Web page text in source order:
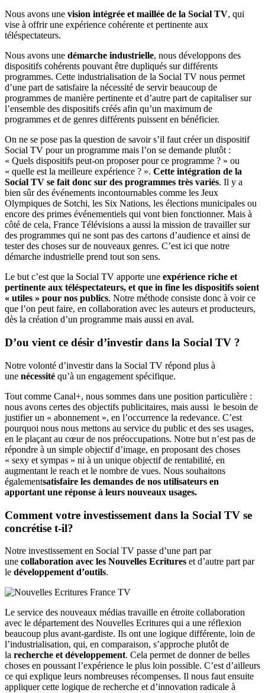
Nous avons une vision intégrée et maillée de la Social TV, qui
vise à offrir une expérience cohérente et pertinente aux
téléspectateurs.
Nous avons une démarche industrielle, nous développons des
dispositifs cohérents pouvant être dupliqués sur différents
programmes. Cette industrialisation de la Social TV nous permet
d’une part de satisfaire la nécessité de servir beaucoup de
programmes de manière pertinente et d’autre part de capitaliser sur
l’ensemble des dispositifs créés afin qu’un maximum de
programmes et de genres différents puissent en bénéficier.
On ne se pose pas la question de savoir s’il faut créer un dispositif
Social TV pour un programme mais l’on se demande plutôt :
« Quels dispositifs peut-on proposer pour ce programme ? » ou
« quelle est la meilleure expérience ? ». Cette intégration de la
Social TV se fait donc sur des programmes très variés. Il y a
bien sûr des événements incontournables comme les Jeux
Olympiques de Sotchi, les Six Nations, les élections municipales ou
encore des primes événementiels qui vont bien fonctionner. Mais à
côté de cela, France Télévisions a aussi la mission de travailler sur
des programmes qui ne sont pas des cartons d’audience et ainsi de
tester des choses sur de nouveaux genres. C’est ici que notre
démarche industrielle prend tout son sens.
Le but c’est que la Social TV apporte une expérience riche et
pertinente aux téléspectateurs, et que in fine les dispositifs soient
« utiles » pour nos publics. Notre méthode consiste donc à voir ce
que l’on peut faire, en collaboration avec les auteurs et producteurs,
dès la création d’un programme mais aussi en aval.
D’ou vient ce désir d’investir dans la Social TV ?
Notre volonté d’investir dans la Social TV répond plus à
une nécessité qu’à un engagement spécifique.
Tout comme Canal+, nous sommes dans une position particulière :
nous avons certes des objectifs publicitaires, mais aussi le besoin de
justifier un « abonnement », en l’occurrence la redevance. C’est
pourquoi nous nous mettons au service du public et des ses usages,
en le plaçant au cœur de nos préoccupations. Notre but n’est pas de
répondre à un simple objectif d’image, en proposant des choses
« sexy et sympas » ni à un unique objectif de rentabilité, en
augmentant le reach et le nombre de vues. Nous souhaitons
égalementsatisfaire les demandes de nos utilisateurs en
apportant une réponse à leurs nouveaux usages.
Comment votre investissement dans la Social TV se
concrétise t-il?
Notre investissement en Social TV passe d’une part par
une collaboration avec les Nouvelles Ecritures et d’autre part par
le développement d’outils.
Le service des nouveaux médias travaille en étroite collaboration
avec le département des Nouvelles Ecritures qui a une réflexion
beaucoup plus avant-gardiste. Ils ont une logique différente, loin de
l’industrialisation, qui, en comparaison, s’approche plutôt de
la recherche et développement. Cela permet de donner de belles
choses en poussant l’expérience le plus loin possible. C’est d’ailleurs
ce qui explique leurs nombreuses récompenses. Il nous faut ensuite
appliquer cette logique de recherche et d’innovation radicale à